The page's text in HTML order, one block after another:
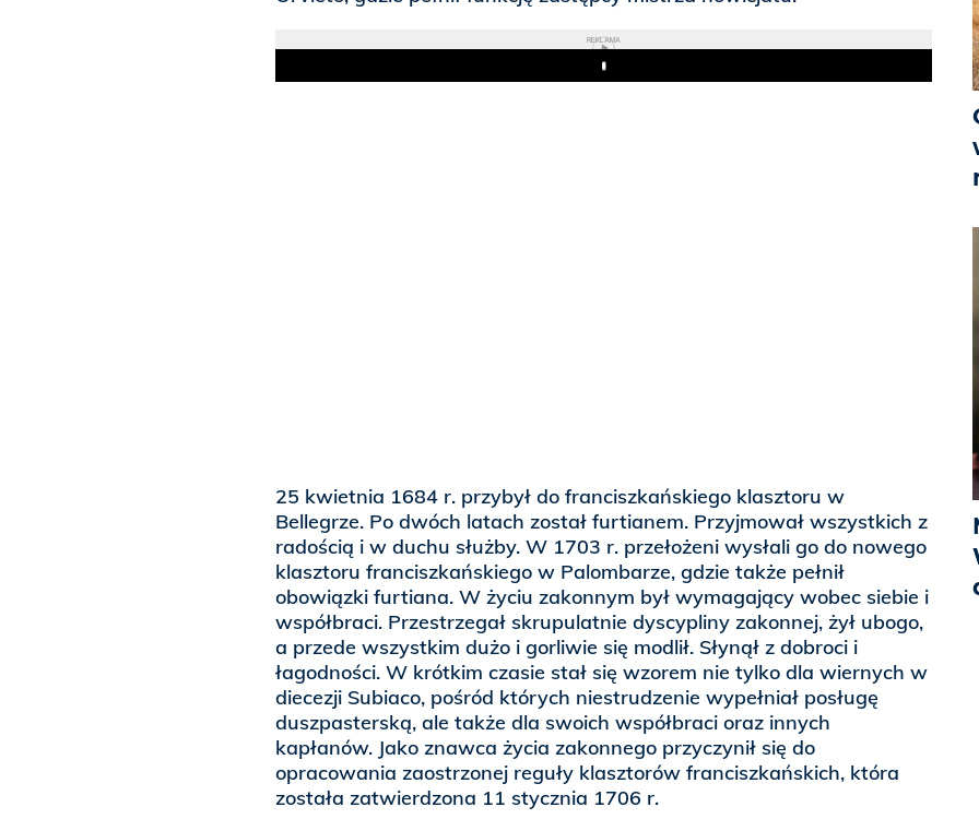
REKLAMA
Play
25 kwietnia 1684 r. przybył do franciszkańskiego klasztoru w
Bellegrze. Po dwóch latach został furtianem. Przyjmował wszystkich z
radością i w duchu służby. W 1703 r. przełożeni wysłali go do nowego
klasztoru franciszkańskiego w Palombarze, gdzie także pełnił
obowiązki furtiana. W życiu zakonnym był wymagający wobec siebie i
współbraci. Przestrzegał skrupulatnie dyscypliny zakonnej, żył ubogo,
a przede wszystkim dużo i gorliwie się modlił. Słynął z dobroci i
łagodności. W krótkim czasie stał się wzorem nie tylko dla wiernych w
diecezji Subiaco, pośród których niestrudzenie wypełniał posługę
duszpasterską, ale także dla swoich współbraci oraz innych
kapłanów. Jako znawca życia zakonnego przyczynił się do
opracowania zaostrzonej reguły klasztorów franciszkańskich, która
została zatwierdzona 11 stycznia 1706 r.